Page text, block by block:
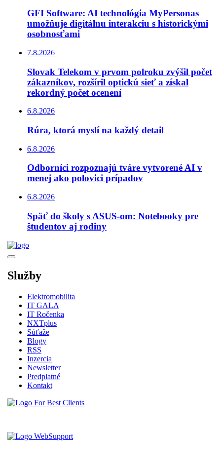
GFI Software: AI technológia MyPersonas
umožňuje digitálnu interakciu s historickými
osobnosťami
7.8.2026
Slovak Telekom v prvom polroku zvýšil počet
zákazníkov, rozšíril optickú sieť a získal
rekordný počet ocenení
6.8.2026
Rúra, ktorá myslí na každý detail
6.8.2026
Odborníci rozpoznajú tváre vytvorené AI v
menej ako polovici prípadov
6.8.2026
Späť do školy s ASUS-om: Notebooky pre
študentov aj rodiny
Služby
Elektromobilita
IT GALA
IT Ročenka
NXTplus
Súťaže
Blogy
RSS
Inzercia
Newsletter
Predplatné
Kontakt